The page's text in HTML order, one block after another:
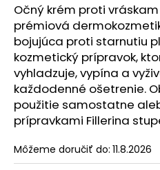
Očný krém proti vráskam
prémiová
bojujúca proti starnutiu
kozmetický prípravok,
vyhladzuje, vypína a
každodenné ošetrenie.
použitie samostatne
prípravkami Fillerina
Môžeme doručiť do: 11.8.2026
?
HĽADAŤ
O
d